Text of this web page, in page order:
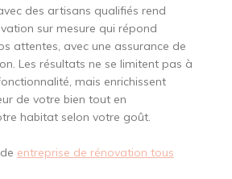
des artisans qualifiés rend
sur mesure qui répond
attentes, avec une assurance de
Les résultats ne se limitent pas à
mais enrichissent
de votre bien tout en
habitat selon votre goût.
entreprise de rénovation tous